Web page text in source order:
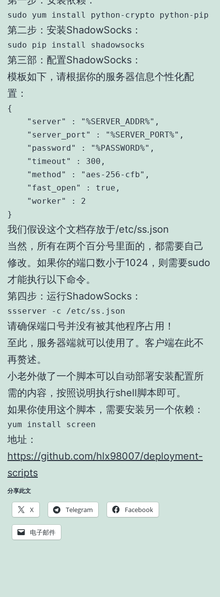
sudo yum install python-crypto python-pip
第二步：安装ShadowSocks：
sudo pip install shadowsocks
第三部：配置ShadowSocks：
模板如下，请根据你的服务器信息个性化配
置：
{
    "server" : "%SERVER_ADDR%",
    "server_port" : "%SERVER_PORT%",
    "password" : "%PASSWORD%",
    "timeout" : 300,
    "method" : "aes-256-cfb",
    "fast_open" : true,
    "worker" : 2
我们假设这个文档存放于/etc/ss.json
当然，所有在两个百分号里面的，都需要自己
修改。如果你的端口数小于1024，则需要sudo
才能执行以下命令。
第四步：运行ShadowSocks：
ssserver -c /etc/ss.json
请确保端口号并没有被其他程序占用！
至此，服务器端就可以使用了。客户端在此不
再赘述。
小老外做了一个脚本可以自动部署安装配置所
需的内容，按照说明执行shell脚本即可。
如果你使用这个脚本，需要安装另一个依赖：
yum install screen
地址：
https://github.com/hlx98007/deployment-
scripts
分享此文
X Telegram Facebook
电子邮件